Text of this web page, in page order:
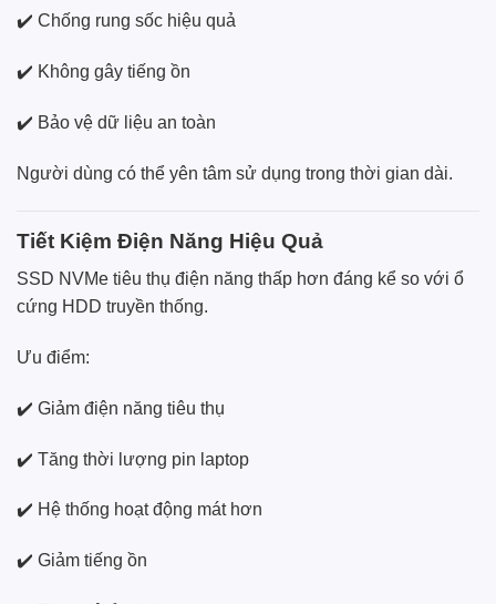
✔️ Chống rung sốc hiệu quả
✔️ Không gây tiếng ồn
✔️ Bảo vệ dữ liệu an toàn
Người dùng có thể yên tâm sử dụng trong thời gian dài.
Tiết Kiệm Điện Năng Hiệu Quả
SSD NVMe tiêu thụ điện năng thấp hơn đáng kể so với ổ
cứng HDD truyền thống.
Ưu điểm:
✔️ Giảm điện năng tiêu thụ
✔️ Tăng thời lượng pin laptop
✔️ Hệ thống hoạt động mát hơn
✔️ Giảm tiếng ồn